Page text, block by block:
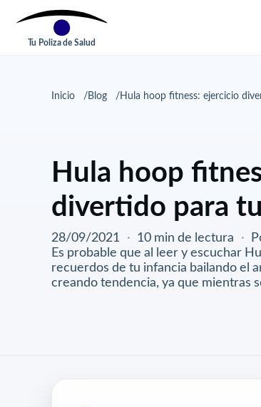
Tu Poliza de Salud
Inicio Blog Hula hoop fitness: ejercicio
Hula hoop
divertido para
28/09/2021 · 10 min de lectura ·
Es probable que al leer y escuchar
recuerdos de tu infancia bailando el
creando tendencia, ya que mientras